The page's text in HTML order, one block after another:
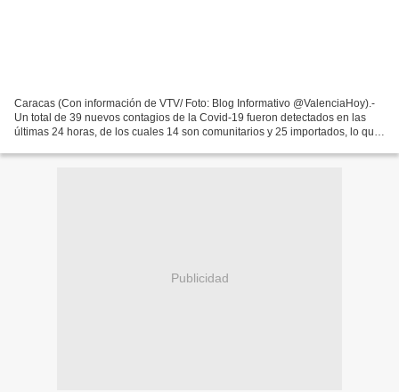
Caracas (Con información de VTV/ Foto: Blog Informativo @ValenciaHoy).-
Un total de 39 nuevos contagios de la Covid-19 fueron detectados en las
últimas 24 horas, de los cuales 14 son comunitarios y 25 importados, lo que
Publicidad